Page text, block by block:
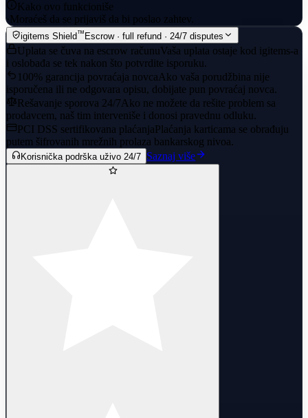
Kako ovo funkcioniše
· Moraćeš da se prijaviš da bi poslao zahtev.
igitems Shield™ Escrow · full refund · 24/7 disputes
Uplata se čuva na escrow računuVaša uplata ostaje kod igitems-a
i oslobađa se tek nakon što potvrdite isporuku.
100% garancija povraćaja novcaAko vaša porudžbina nije
isporučena ili ne odgovara opisu, dobijate pun povraćaj novca.
Rešavanje sporova 24/7Ako ne možete da rešite problem sa
prodavcem, naš tim interveniše i donosi pravednu odluku.
PCI DSS sertifikovana plaćanja Plaćanja karticama se obrađuju
putem šifrovanih mrežnih prolaza bankarskog nivoa.
Korisnička podrška uživo 24/7 Saznaj više